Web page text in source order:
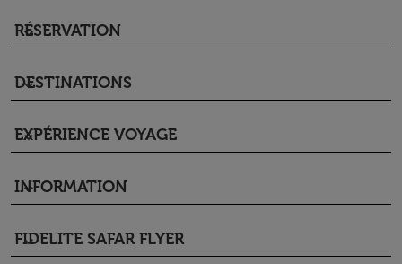
RÉSERVATION
keyboard_arrow_down
DESTINATIONS
keyboard_arrow_down
EXPÉRIENCE VOYAGE
keyboard_arrow_down
INFORMATION
keyboard_arrow_down
FIDELITE SAFAR FLYER
keyboard_arrow_down